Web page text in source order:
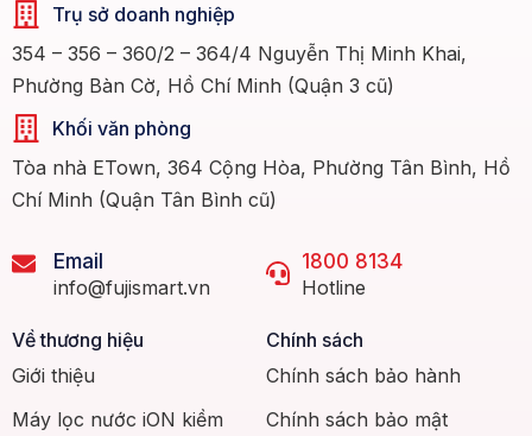
Trụ sở doanh nghiệp
354 – 356 – 360/2 – 364/4 Nguyễn Thị Minh Khai,
Phường Bàn Cờ, Hồ Chí Minh (Quận 3 cũ)
Khối văn phòng
Tòa nhà ETown, 364 Cộng Hòa, Phường Tân Bình, Hồ
Chí Minh (Quận Tân Bình cũ)
1800 8134
Hotline
Email
info@fujismart.vn
Về thương hiệu
Giới thiệu
Máy lọc nước iON kiềm
Chính sách
Chính sách bảo hành
Chính sách bảo mật